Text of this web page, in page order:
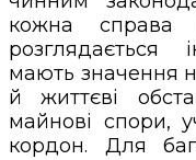
кожна
розглядається
мають значення
й життєві
майнові спори,
кордон. Для